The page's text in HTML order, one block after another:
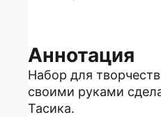
Аннотация
Набор для
своими руками
Тасика.